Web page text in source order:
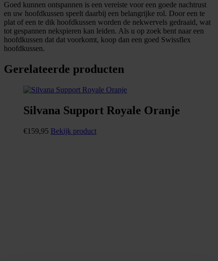
Goed kunnen ontspannen is een vereiste voor een goede nachtrust
en uw hoofdkussen speelt daarbij een belangrijke rol. Door een te
plat of een te dik hoofdkussen worden de nekwervels gedraaid, wat
tot gespannen nekspieren kan leiden. Als u op zoek bent naar een
hoofdkussen dat dat voorkomt, koop dan een goed Swissflex
hoofdkussen.
Gerelateerde producten
Silvana Support Royale Oranje
€159,95 Bekijk product